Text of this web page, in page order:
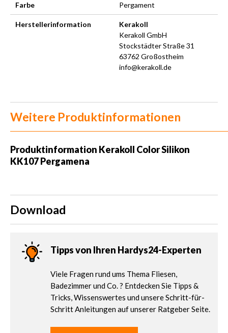
Farbe Pergament
Herstellerinformation
Kerakoll
Kerakoll GmbH
Stockstädter Straße 31
63762 Großostheim
info@kerakoll.de
Weitere Produktinformationen
Produktinformation Kerakoll Color Silikon
KK107 Pergamena
Download
Tipps von Ihren Hardys24-Experten
Viele Fragen rund ums Thema Fliesen,
Badezimmer und Co. ? Entdecken Sie Tipps &
Tricks, Wissenswertes und unsere Schritt-für-
Schritt Anleitungen auf unserer Ratgeber Seite.